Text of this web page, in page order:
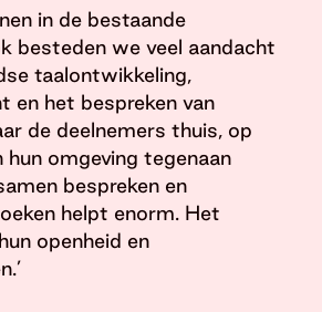
in de bestaande
besteden we veel aandacht
taalontwikkeling,
en het bespreken van
de deelnemers thuis, op
hun omgeving tegenaan
bespreken en
helpt enorm. Het
openheid en